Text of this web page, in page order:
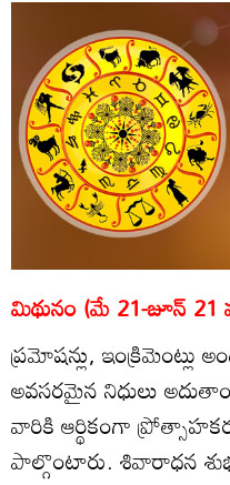
మిథునం (మే 21-జూన్‌ 21
ప్రమోషన్లు, ఇంక్రిమెంట్లు
అవసరమైన నిధులు
వారికి ఆర్థికంగా
పాల్గొంటారు. శివారాధన